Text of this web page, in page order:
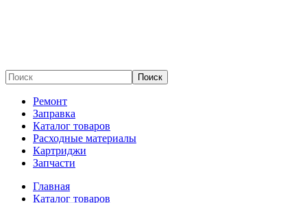
Поиск
Ремонт
Заправка
Каталог товаров
Расходные материалы
Картриджи
Запчасти
Главная
Каталог товаров